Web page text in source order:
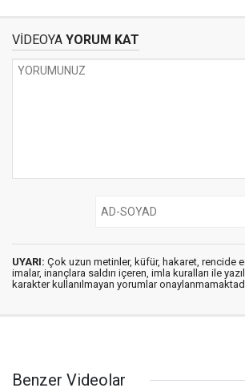
VİDEOYA YORUM KAT
UYARI: Çok uzun metinler, küfür, hakaret, rencide
imalar, inançlara saldırı içeren, imla kuralları ile
karakter kullanılmayan yorumlar
Benzer Videolar